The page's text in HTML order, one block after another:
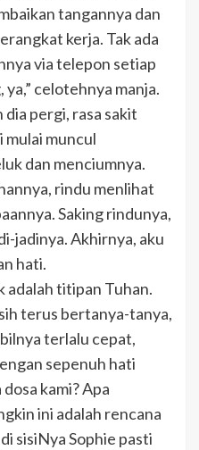
tangannya dan
kerja. Tak ada
via telepon setiap
ya,” celotehnya manja.
pergi, rasa sakit
muncul
dan menciumnya.
rindu menlihat
Saking rindunya,
jadinya. Akhirnya, aku
hati.
adalah titipan Tuhan.
terus bertanya-tanya,
terlalu cepat,
sepenuh hati
kami? Apa
ini adalah rencana
sisiNya Sophie pasti